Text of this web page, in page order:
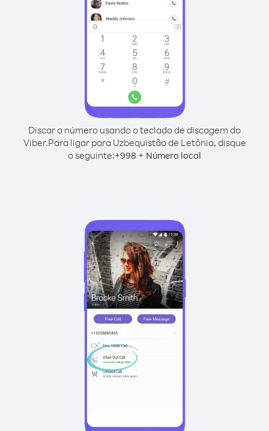
Discar o número usando o teclado de discagem do
Viber.Para ligar para Uzbequistão de Letônia, disque
o seguinte:+998 + Número local